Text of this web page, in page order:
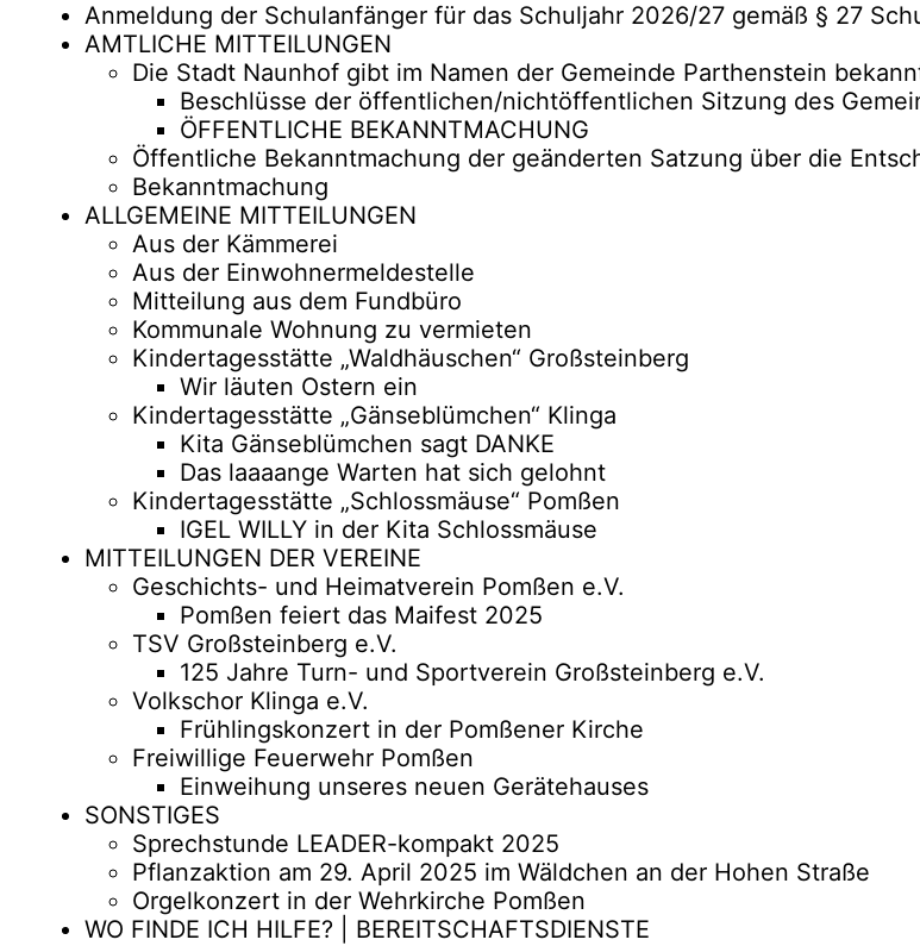
Anmeldung der Schulanfänger für das Schuljahr 2026/27 gemäß § 27
AMTLICHE MITTEILUNGEN
Die Stadt Naunhof gibt im Namen der Gemeinde Parthenstein
Beschlüsse der öffentlichen/nichtöffentlichen Sitzung des
ÖFFENTLICHE BEKANNTMACHUNG
Öffentliche Bekanntmachung der geänderten Satzung über die
Bekanntmachung
ALLGEMEINE MITTEILUNGEN
Aus der Kämmerei
Aus der Einwohnermeldestelle
Mitteilung aus dem Fundbüro
Kommunale Wohnung zu vermieten
Kindertagesstätte „Waldhäuschen“ Großsteinberg
Wir läuten Ostern ein
Kindertagesstätte „Gänseblümchen“ Klinga
Kita Gänseblümchen sagt DANKE
Das laaaange Warten hat sich gelohnt
Kindertagesstätte „Schlossmäuse“ Pomßen
IGEL WILLY in der Kita Schlossmäuse
MITTEILUNGEN DER VEREINE
Geschichts- und Heimatverein Pomßen e.V.
Pomßen feiert das Maifest 2025
TSV Großsteinberg e.V.
125 Jahre Turn- und Sportverein Großsteinberg e.V.
Volkschor Klinga e.V.
Frühlingskonzert in der Pomßener Kirche
Freiwillige Feuerwehr Pomßen
Einweihung unseres neuen Gerätehauses
SONSTIGES
Sprechstunde LEADER-kompakt 2025
Pflanzaktion am 29. April 2025 im Wäldchen an der Hohen Straße
Orgelkonzert in der Wehrkirche Pomßen
WO FINDE ICH HILFE? | BEREITSCHAFTSDIENSTE